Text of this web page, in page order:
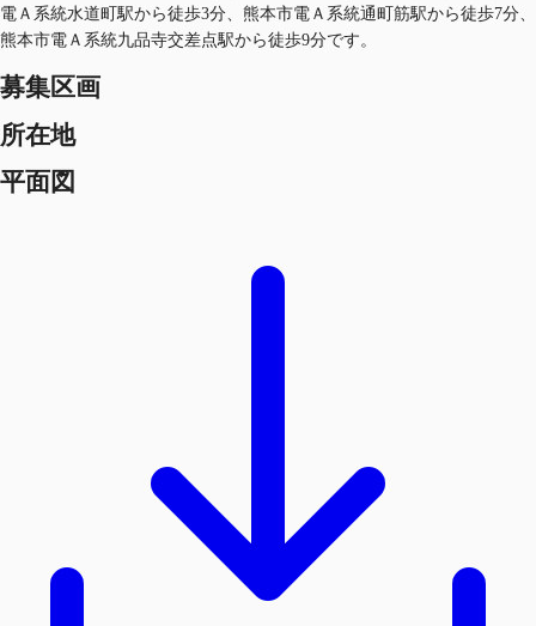
電Ａ系統水道町駅から徒歩3分、熊本市電Ａ系統通町筋駅から徒歩7分、
熊本市電Ａ系統九品寺交差点駅から徒歩9分です。
募集区画
所在地
平面図